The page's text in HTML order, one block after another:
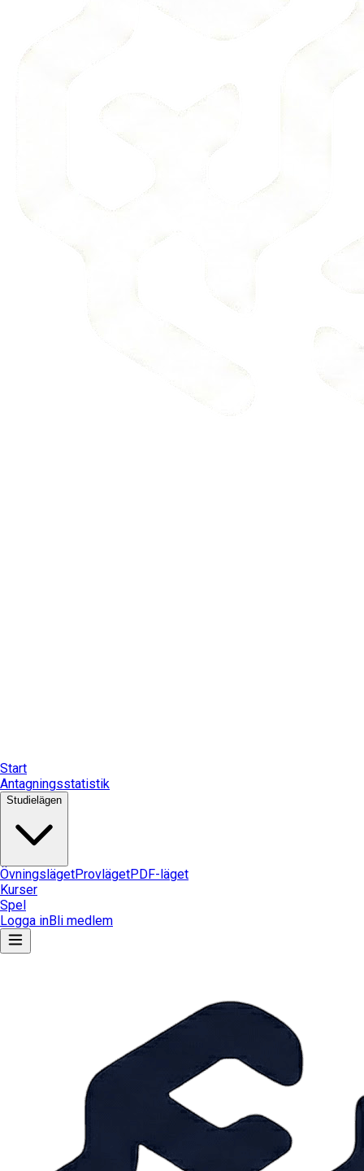
Start
Antagningsstatistik
Studielägen
ÖvningslägetProvlägetPDF-läget
Kurser
Spel
Logga inBli medlem